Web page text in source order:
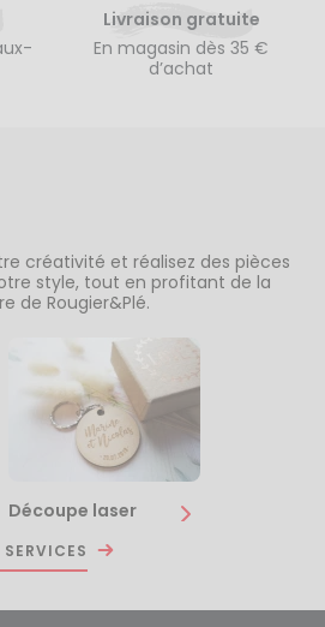
Livraison gratuite
En magasin dès 35 €
d’achat
créativité et réalisez des pièces
style, tout en profitant de la
de Rougier&Plé.
Découpe laser